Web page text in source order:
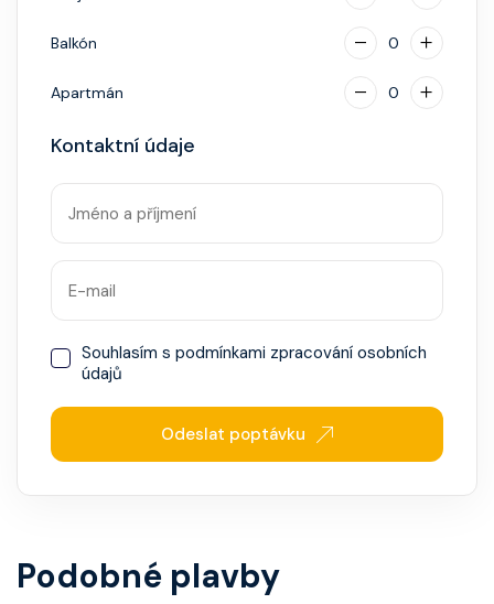
Balkón 0
Apartmán 0
Kontaktní údaje
Souhlasím s podmínkami zpracování osobních
údajů
Odeslat poptávku
Podobné plavby